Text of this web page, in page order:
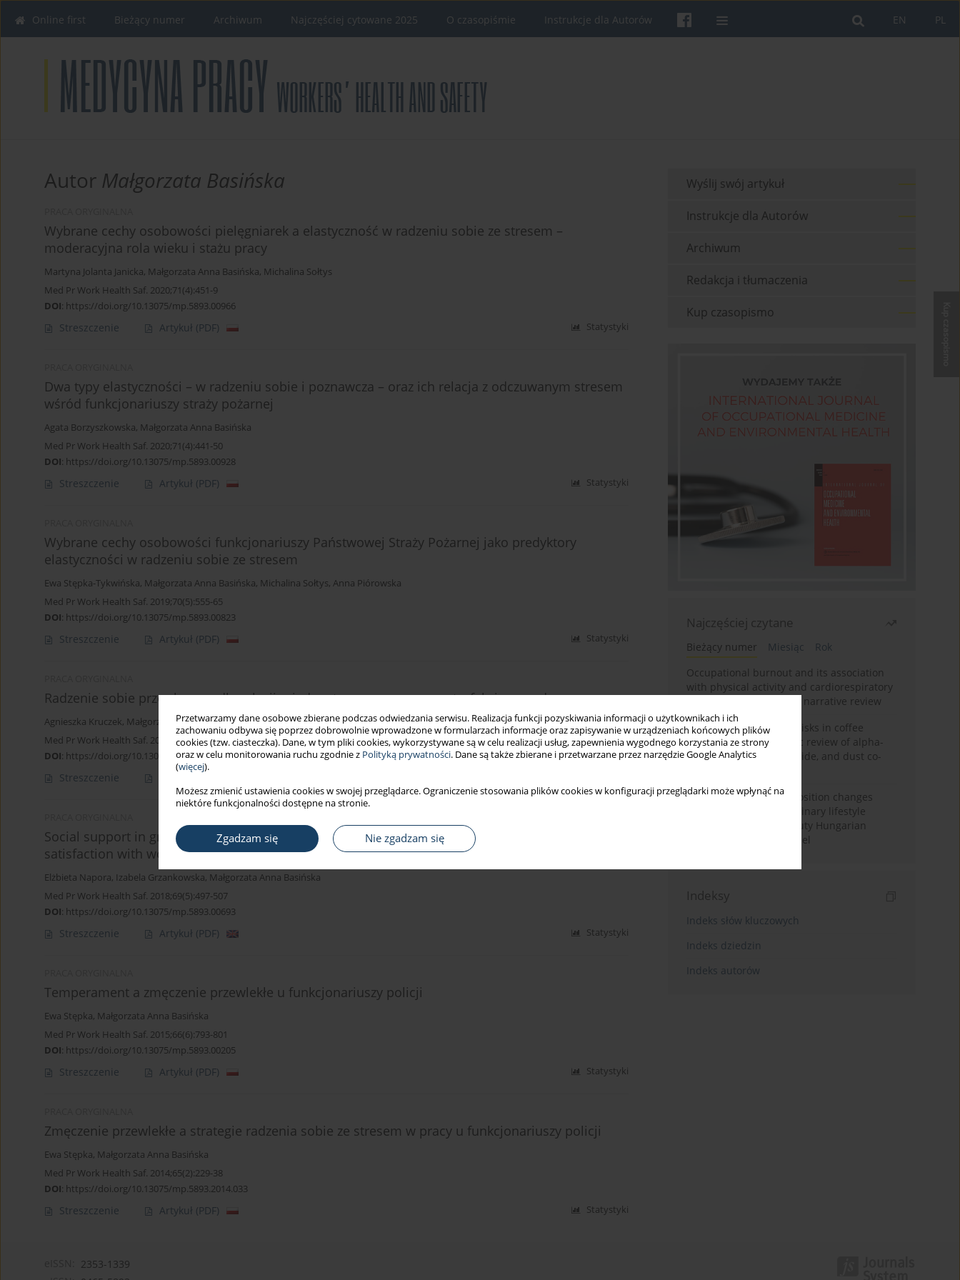
Przetwarzamy dane osobowe zbierane podczas odwiedzania serwisu. Realizacja funkcji pozyskiwania informacji o użytkownikach i ich
zachowaniu odbywa się poprzez dobrowolnie wprowadzone w formularzach informacje oraz zapisywanie w urządzeniach końcowych plików
cookies (tzw. ciasteczka). Dane, w tym pliki cookies, wykorzystywane są w celu realizacji usług, zapewnienia wygodnego korzystania ze strony
oraz w celu monitorowania ruchu zgodnie z Polityką prywatności. Dane są także zbierane i przetwarzane przez narzędzie Google Analytics
(więcej).
Możesz zmienić ustawienia cookies w swojej przeglądarce. Ograniczenie stosowania plików cookies w konfiguracji przeglądarki może wpłynąć na
niektóre funkcjonalności dostępne na stronie.
Zgadzam się Nie zgadzam się
PL
EN
Online first Bieżący numer Archiwum Najczęściej cytowane 2025 O czasopiśmie Instrukcje dla Autorów
Autor Małgorzata Basińska
Wybrane cechy osobowości pielęgniarek a elastyczność w radzeniu sobie ze stresem –
moderacyjna rola wieku i stażu pracy
Martyna Jolanta Janicka, Małgorzata Anna Basińska, Michalina Sołtys
Med Pr Work Health Saf. 2020;71(4):451-9
DOI: https://doi.org/10.13075/mp.5893.00966
Streszczenie Artykuł (PDF) Statystyki
Dwa typy elastyczności – w radzeniu sobie i poznawcza – oraz ich relacja z odczuwanym stresem
wśród funkcjonariuszy straży pożarnej
Agata Borzyszkowska, Małgorzata Anna Basińska
Med Pr Work Health Saf. 2020;71(4):441-50
DOI: https://doi.org/10.13075/mp.5893.00928
Streszczenie Artykuł (PDF) Statystyki
Wybrane cechy osobowości funkcjonariuszy Państwowej Straży Pożarnej jako predyktory
elastyczności w radzeniu sobie ze stresem
Ewa Stępka-Tykwińska, Małgorzata Anna Basińska, Michalina Sołtys, Anna Piórowska
Med Pr Work Health Saf. 2019;70(5):555-65
DOI: https://doi.org/10.13075/mp.5893.00823
Streszczenie Artykuł (PDF) Statystyki
Radzenie sobie przez humor dla relacji między stresem w pracy a satysfakcją zawodową
Agnieszka Kruczek, Małgorzata Anna Basińska
Med Pr Work Health Saf. 2018;69(6):621-31
DOI: https://doi.org/10.13075/mp.5893.00753
Streszczenie
Social support in groups of mothers with different family status and its significance for
satisfaction with work
Elżbieta Napora, Izabela Grzankowska, Małgorzata Anna Basińska
Med Pr Work Health Saf. 2018;69(5):497-507
DOI: https://doi.org/10.13075/mp.5893.00693
Streszczenie Artykuł (PDF) Statystyki
Temperament a zmęczenie przewlekłe u funkcjonariuszy policji
Ewa Stępka, Małgorzata Anna Basińska
Med Pr Work Health Saf. 2015;66(6):793-801
DOI: https://doi.org/10.13075/mp.5893.00205
Streszczenie Artykuł (PDF) Statystyki
Zmęczenie przewlekłe a strategie radzenia sobie ze stresem w pracy u funkcjonariuszy policji
Ewa Stępka, Małgorzata Anna Basińska
Med Pr Work Health Saf. 2014;65(2):229-38
DOI: https://doi.org/10.13075/mp.5893.2014.033
Streszczenie Artykuł (PDF) Statystyki
Wyślij swój artykuł
Instrukcje dla Autorów
Archiwum
Redakcja i tłumaczenia
Kup czasopismo
Najczęściej czytane
Bieżący numer Miesiąc
Rok
Occupational burnout and its association
with physical activity and cardiorespiratory
fitness among nurses: a narrative review
Synergistic respiratory risks in coffee
processing: a systematic review of alpha-
diketone, carbon monoxide, and dust co-
Sex-specific body composition changes
after a pilot multidisciplinary lifestyle
intervention in active-duty Hungarian
Defence Forces personnel
Indeksy
Indeks słów kluczowych
Indeks dziedzin
Indeks autorów
2353-1339